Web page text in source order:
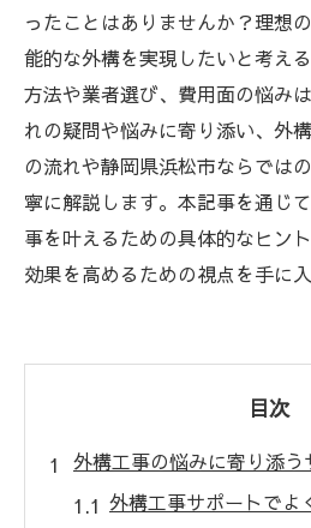
ったことはありませんか？理想
能的な外構を実現したいと考え
方法や業者選び、費用面の悩み
れの疑問や悩みに寄り添い、外
の流れや静岡県浜松市ならでは
寧に解説します。本記事を通じ
事を叶えるための具体的なヒン
効果を高めるための視点を手に
目次
外構工事の悩みに寄り添う
外構工事サポートでよ